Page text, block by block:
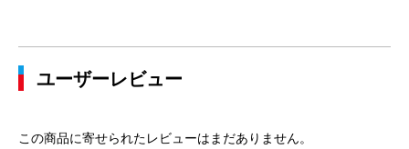
ユーザーレビュー
この商品に寄せられたレビューはまだありません。